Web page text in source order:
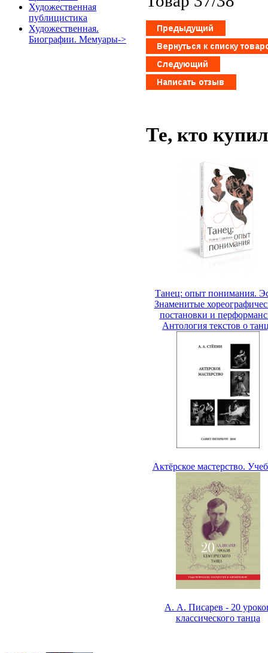
Художественная
публицистика
Художественная.
Биографии. Мемуары->
Те, кто
Танец: опыт понимания.
Знаменитые
постановки и
Антология текстов о
Актёрское мастерство.
А. А. Писарев - 20
классического танца